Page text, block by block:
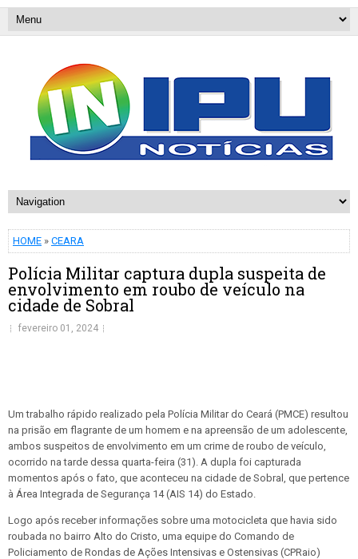
HOME » CEARA
Polícia Militar captura dupla suspeita de
envolvimento em roubo de veículo na
cidade de Sobral
fevereiro 01, 2024
Um trabalho rápido realizado pela Polícia Militar do Ceará (PMCE) resultou
na prisão em flagrante de um homem e na apreensão de um adolescente,
ambos suspeitos de envolvimento em um crime de roubo de veículo,
ocorrido na tarde dessa quarta-feira (31). A dupla foi capturada
momentos após o fato, que aconteceu na cidade de Sobral, que pertence
à Área Integrada de Segurança 14 (AIS 14) do Estado.
Logo após receber informações sobre uma motocicleta que havia sido
roubada no bairro Alto do Cristo, uma equipe do Comando de
Policiamento de Rondas de Ações Intensivas e Ostensivas (CPRaio)